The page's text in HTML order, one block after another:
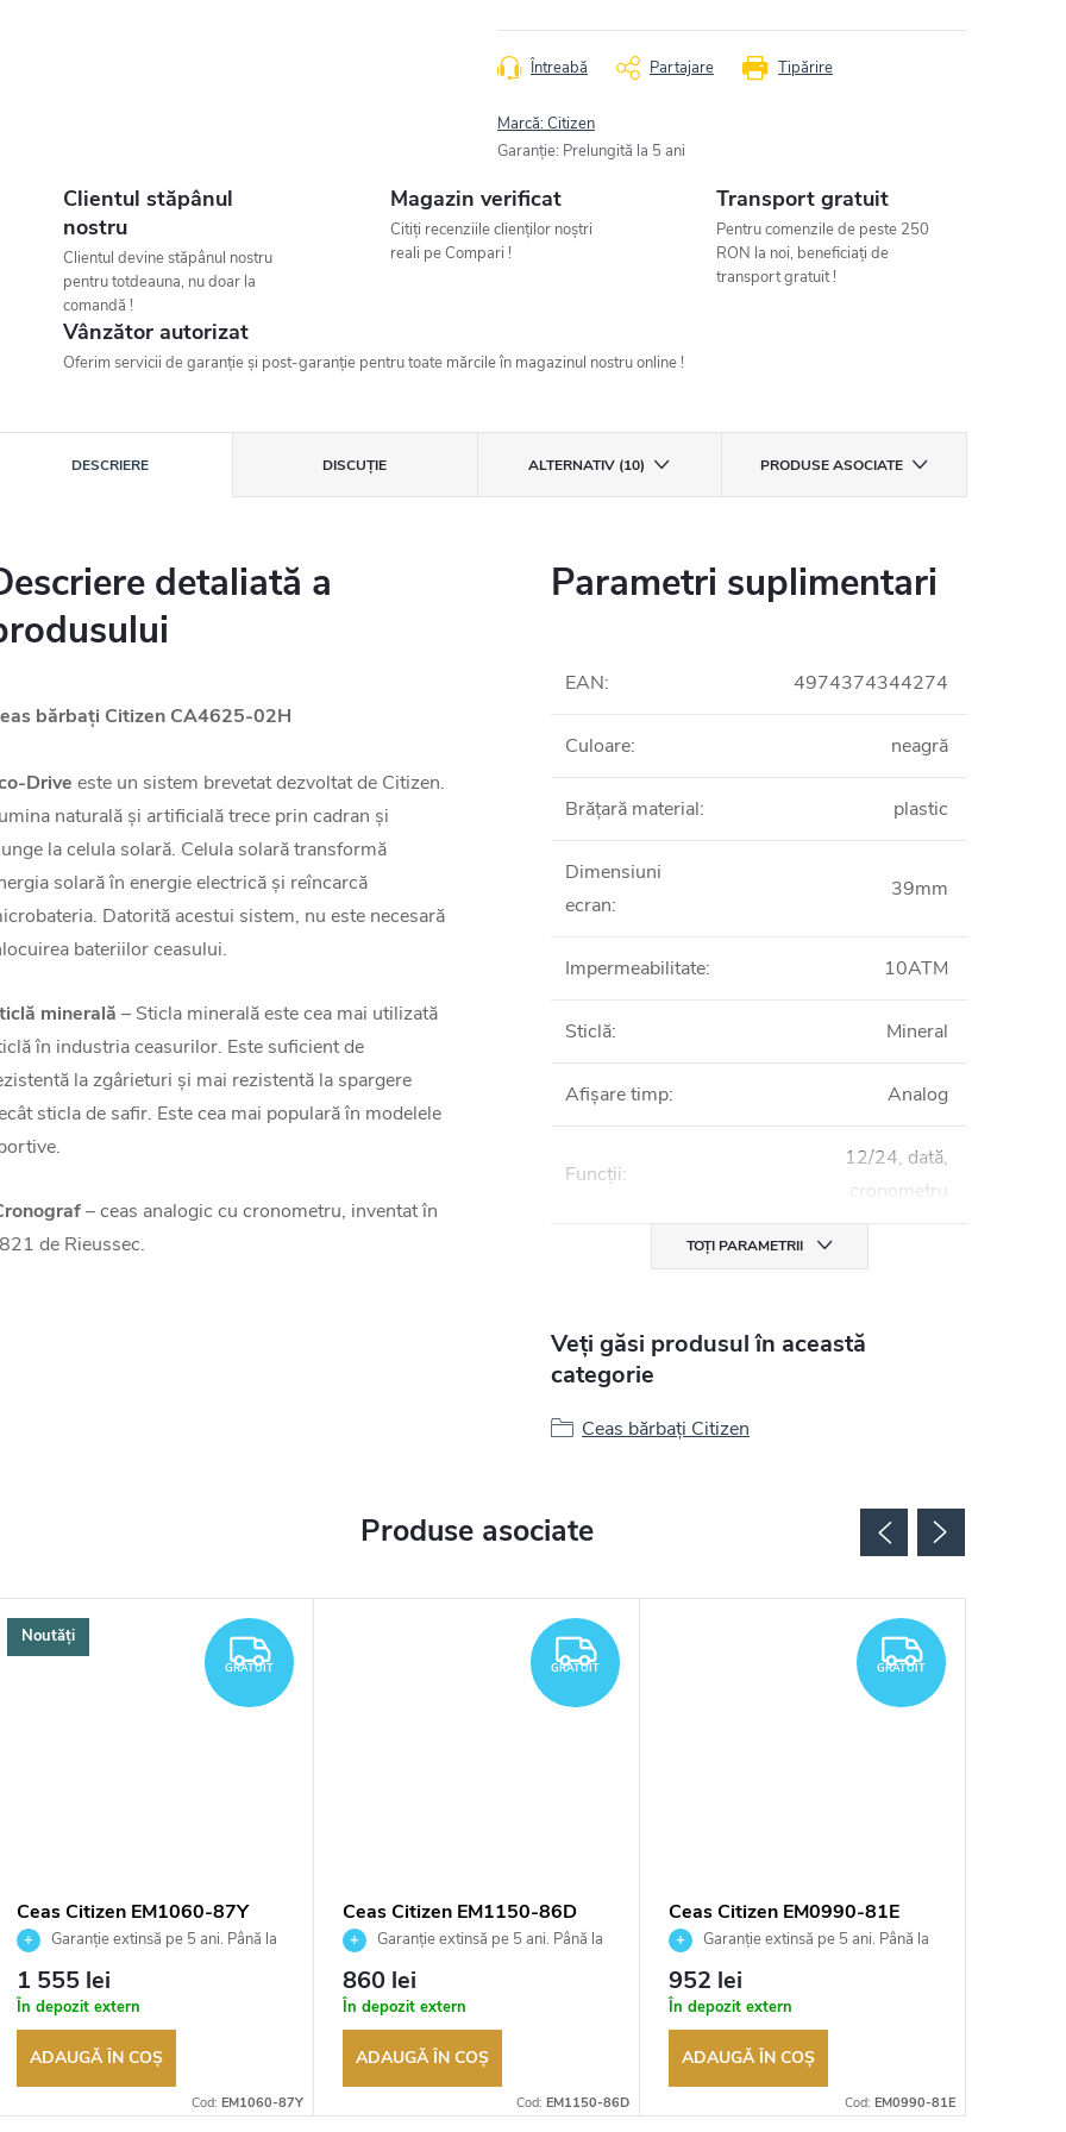
Tipărire
Întreabă Partajare
Marcă:Citizen
Garanţie: Prelungită la 5 ani
Clientul stăpânul
nostru
Clientul devine stăpânul nostru
pentru totdeauna, nu doar la
comandă !
Magazin verificat
Citiți recenziile clienților noștri
reali pe Compari !
Transport gratuit
Pentru comenzile de peste 250
RON la noi, beneficiați de
transport gratuit !
Vânzător autorizat
Oferim servicii de garanție și post-garanție pentru toate mărcile în magazinul nostru online !
DESCRIERE DISCUŢIE ALTERNATIV (10) PRODUSE ASOCIATE
detaliată a
bărbați Citizen CA4625-02H
Drive este un sistem brevetat dezvoltat de Citizen.
naturală și artificială trece prin cadran și
la celula solară. Celula solară transformă
solară în energie electrică și reîncarcă
Datorită acestui sistem, nu este necesară
bateriilor ceasului.
minerală – Sticla minerală este cea mai utilizată
în industria ceasurilor. Este suficient de
la zgârieturi și mai rezistentă la spargere
sticla de safir. Este cea mai populară în modelele
– ceas analogic cu cronometru, inventat în
de Rieussec.
Parametri suplimentari
EAN: 4974374344274
Culoare: neagră
Brățară material: plastic
Dimensiuni
ecran:
39mm
Impermeabilitate: 10ATM
Sticlă: Mineral
Afișare timp: Analog
Funcții:
12/24, dată,
cronometru
TOȚI PARAMETRII
Veți găsi produsul în această
categorie
Ceas bărbați Citizen
Produse asociate
Noutăți GRATUIT
GRATUIT
Ceas Citizen EM1060-87Y
Garanție extinsă pe 5 ani. Până la
100 de zile pentru returnarea
bunurilor. Vânzător autorizat
1 555 lei
În depozit extern
ADAUGĂ ÎN COŞ
Cod: EM1060-87Y
GRATUIT
GRATUIT
Ceas Citizen EM1150-86D
Garanție extinsă pe 5 ani. Până la
100 de zile pentru returnarea
bunurilor. Vânzător autorizat
860 lei
În depozit extern
ADAUGĂ ÎN COŞ
Cod: EM1150-86D
GRATUIT
GRATUIT
Ceas Citizen EM0990-81E
Garanție extinsă pe 5 ani. Până la
100 de zile pentru returnarea
bunurilor. Vânzător autorizat
952 lei
În depozit extern
ADAUGĂ ÎN COŞ
Cod: EM0990-81E